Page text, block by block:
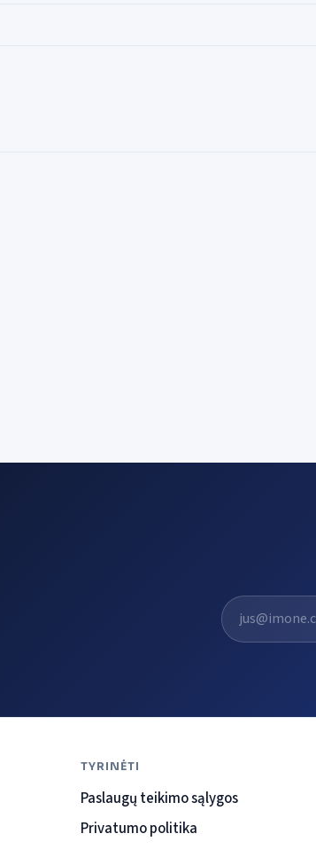
El. pašto adresas
TYRINĖTI
Paslaugų teikimo sąlygos
Privatumo politika